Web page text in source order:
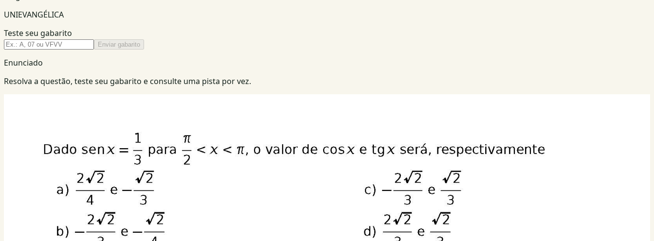
UNIEVANGÉLICA
Teste seu gabarito
Enviar gabarito
Enunciado
Resolva a questão, teste seu gabarito e consulte uma pista por vez.